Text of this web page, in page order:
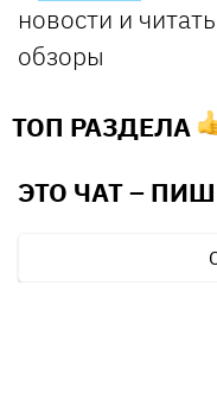
новости и
обзоры
ТОП РАЗДЕЛА
ЭТО ЧАТ –